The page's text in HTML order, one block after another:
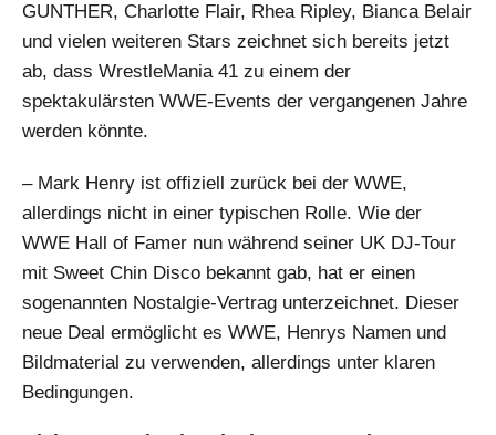
GUNTHER, Charlotte Flair, Rhea Ripley, Bianca Belair
und vielen weiteren Stars zeichnet sich bereits jetzt
ab, dass WrestleMania 41 zu einem der
spektakulärsten WWE-Events der vergangenen Jahre
werden könnte.
– Mark Henry ist offiziell zurück bei der WWE,
allerdings nicht in einer typischen Rolle. Wie der
WWE Hall of Famer nun während seiner UK DJ-Tour
mit Sweet Chin Disco bekannt gab, hat er einen
sogenannten Nostalgie-Vertrag unterzeichnet. Dieser
neue Deal ermöglicht es WWE, Henrys Namen und
Bildmaterial zu verwenden, allerdings unter klaren
Bedingungen.